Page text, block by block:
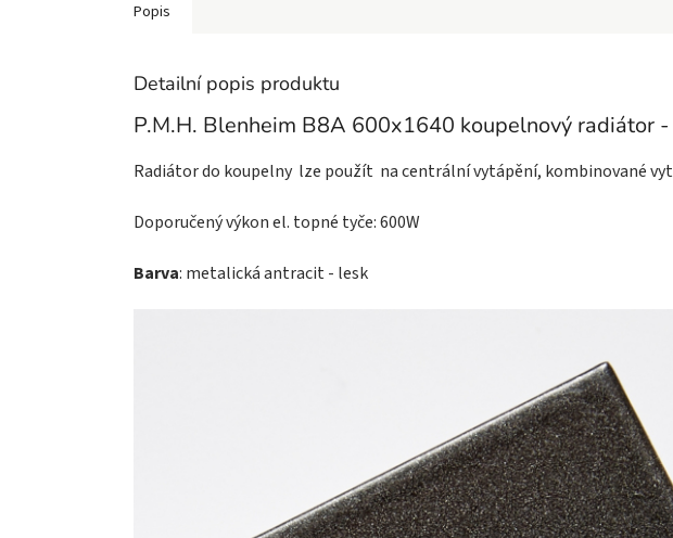
Popis
Detailní popis produktu
P.M.H. Blenheim B8A 600x1640 koupelnový radiátor
Radiátor do koupelny lze použít na centrální vytápění, kombinované
Doporučený výkon el. topné tyče: 600W
Barva: metalická antracit - lesk